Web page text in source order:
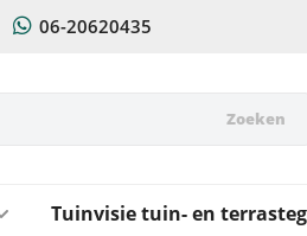
06-20620435
Zoeken
Tuinvisie tuin- en